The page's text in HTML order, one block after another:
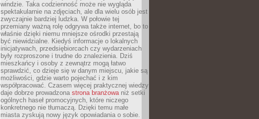
windzie. Taka codzienność może nie wygląda
spektakularnie na zdjęciach, ale dla wielu osób jest
zwyczajnie bardziej ludzka. W połowie tej
przemiany ważną rolę odgrywa także internet, bo to
właśnie dzięki niemu mniejsze ośrodki przestają
być niewidzialne. Kiedyś informacje o lokalnych
inicjatywach, przedsiębiorcach czy wydarzeniach
były rozproszone i trudne do znalezienia. Dziś
mieszkańcy i osoby z zewnątrz mogą łatwo
sprawdzić, co dzieje się w danym miejscu, jakie są
możliwości, gdzie warto pojechać i z kim
współpracować. Czasem więcej praktycznej wiedzy
daje dobrze prowadzona strona branżowaniż setki
ogólnych haseł promocyjnych, które niczego
konkretnego nie tłumaczą. Dzięki temu małe
miasta zyskują nowy język opowiadania o sobie.